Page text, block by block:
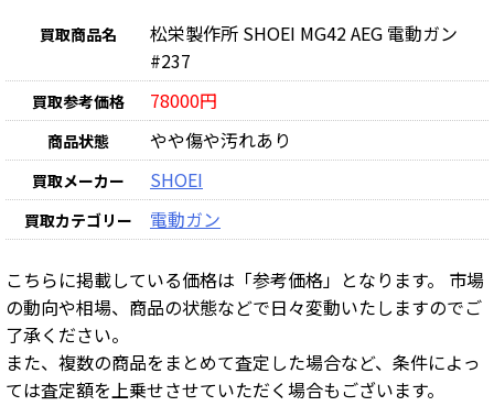
買取商品名
松栄製作所 SHOEI MG42 AEG 電動ガン
#237
買取参考価格 78000円
商品状態 やや傷や汚れあり
買取メーカー SHOEI
買取カテゴリー 電動ガン
こちらに掲載している価格は「参考価格」となります。 市場
の動向や相場、商品の状態などで日々変動いたしますのでご
了承ください。
また、複数の商品をまとめて査定した場合など、条件によっ
ては査定額を上乗せさせていただく場合もございます。